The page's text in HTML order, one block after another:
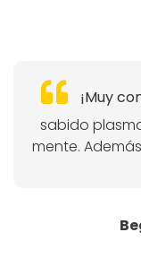
¡Muy
sabido
mente.